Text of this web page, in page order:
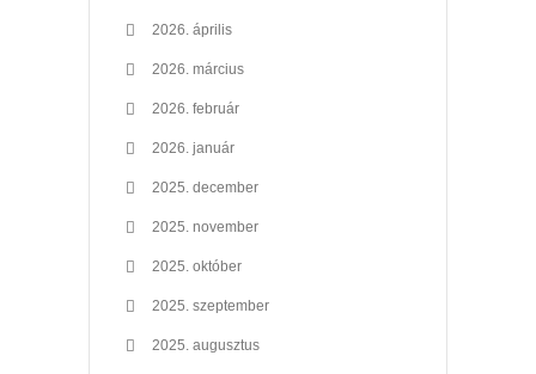
2026. április
2026. március
2026. február
2026. január
2025. december
2025. november
2025. október
2025. szeptember
2025. augusztus